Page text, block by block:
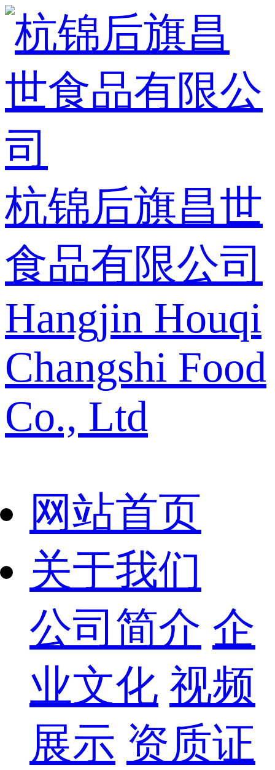
杭锦后旗昌世
食品有限公司
Hangjin Houqi
Changshi Food
Co., Ltd
网站首页
关于我们
公司简介 企
业文化 视频
展示 资质证